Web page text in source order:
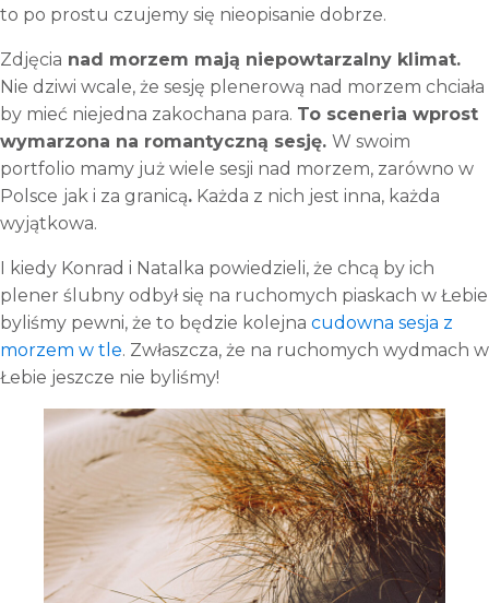
to po prostu czujemy się nieopisanie dobrze.
Zdjęcia nad morzem mają niepowtarzalny klimat.
Nie dziwi wcale, że sesję plenerową nad morzem chciała
by mieć niejedna zakochana para. To sceneria wprost
wymarzona na romantyczną sesję. W swoim
portfolio mamy już wiele sesji nad morzem, zarówno w
Polsce jak i za granicą. Każda z nich jest inna, każda
wyjątkowa.
I kiedy Konrad i Natalka powiedzieli, że chcą by ich
plener ślubny odbył się na ruchomych piaskach w Łebie
byliśmy pewni, że to będzie kolejna cudowna sesja z
morzem w tle. Zwłaszcza, że na ruchomych wydmach w
Łebie jeszcze nie byliśmy!